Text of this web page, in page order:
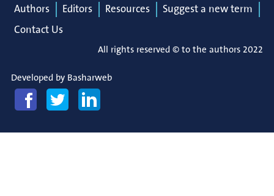
Authors
Editors Resources
Suggest a new term
Contact Us
All rights reserved © to the authors 2022
Developed by Basharweb